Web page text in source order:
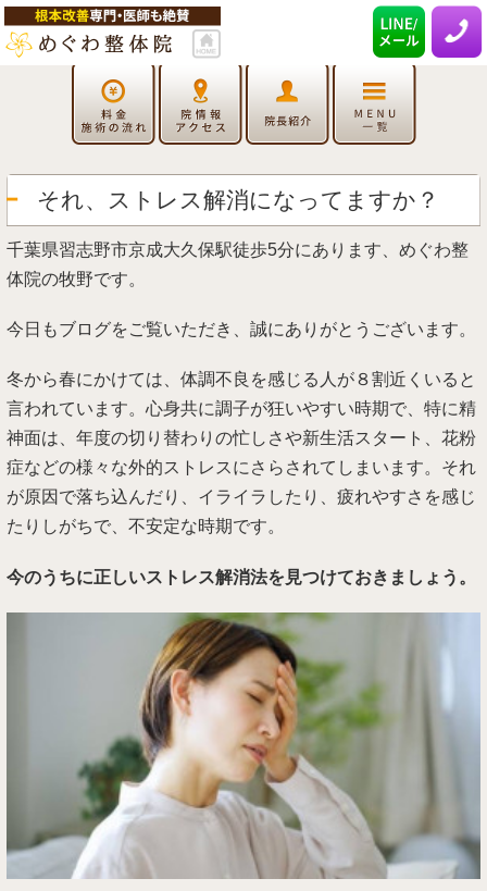
それ、ストレス解消になってますか？
千葉県習志野市京成大久保駅徒歩5分にあります、めぐわ整
体院の牧野です。
今日もブログをご覧いただき、誠にありがとうございます。
冬から春にかけては、体調不良を感じる人が８割近くいると
言われています。心身共に調子が狂いやすい時期で、特に精
神面は、年度の切り替わりの忙しさや新生活スタート、花粉
症などの様々な外的ストレスにさらされてしまいます。それ
が原因で落ち込んだり、イライラしたり、疲れやすさを感じ
たりしがちで、不安定な時期です。
今のうちに正しいストレス解消法を見つけておきましょう。